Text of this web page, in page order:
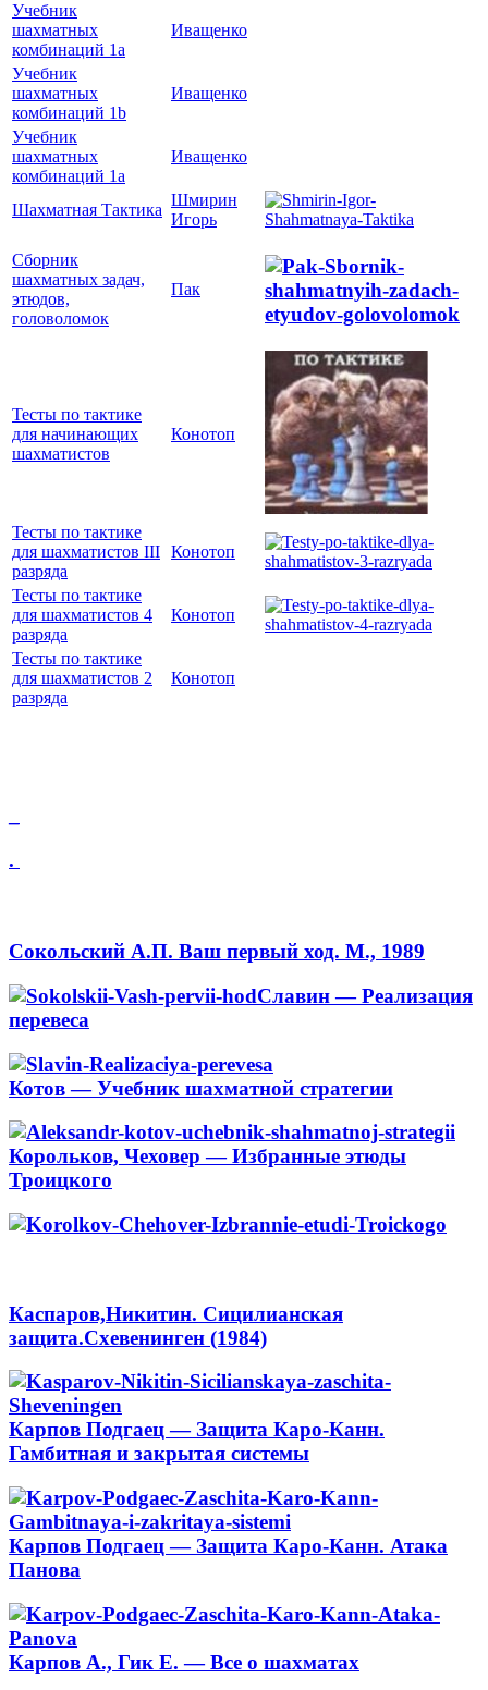
Учебник
шахматных
комбинаций 1a
Иващенко
Учебник
шахматных
комбинаций 1b
Иващенко
Учебник
шахматных
комбинаций 1a
Иващенко
Шахматная Тактика
Шмирин
Игорь
Сборник
шахматных задач,
этюдов,
головоломок
Пак
Тесты по тактике
для начинающих
шахматистов
Конотоп
Тесты по тактике
для шахматистов III
разряда
Конотоп
Тесты по тактике
для шахматистов 4
разряда
Конотоп
Тесты по тактике
для шахматистов 2
разряда
Конотоп
.
Сокольский А.П. Ваш первый ход. М., 1989
Славин — Реализация
перевеса
Котов — Учебник шахматной стратегии
Корольков, Чеховер — Избранные этюды
Троицкого
Каспаров,Никитин. Сицилианская
защита.Схевенинген (1984)
Карпов Подгаец — Защита Каро-Канн.
Гамбитная и закрытая системы
Карпов Подгаец — Защита Каро-Канн. Атака
Панова
Карпов А., Гик Е. — Все о шахматах